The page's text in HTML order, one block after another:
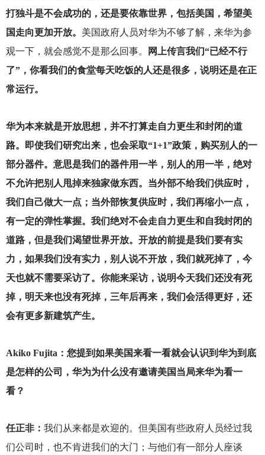
打独斗是不会成功的，还是要依靠世界，包括美国，希望美
国走向更加开放。 美国政府人员对华为不够了解，来华为参
观一下，就会感觉不是那么回事。
网上传言我们“已经不行
了”，你看我们的食堂每天吃饭的人还是很多，说明还是在正
常运行。
华为本来就是开放思想，并不打算走自力更生和封闭的道
路。即使我们研究出来，也会采取“1+1”政策，购买别人的一
部分器件。意思是我们的器件用一半，别人的用一半，绝对
不允许把别人甩掉来独家做东西。当外部不给我们供应时，
我们自己做大一点；当外部恢复供应时，我们再缩小一点，
有一定的弹性掌握。我们绝对不会走自力更生和自我封闭的
道路，但是我们渴望世界开放。开放的前提是我们要有实
力，如果我们没有实力，别人说不开放，我们就死掉了，今
天也就不需要采访了。你能来采访，说明今天我们还没有死
掉，明天来也没有死掉，三年后再来，我们会活得更好，还
会有更多新建筑产生。
Akiko Fujita ：您提到如果美国来看一看就会认识到华为到底
是怎样的公司，华为为什么没有邀请美国当局来华为看一
看？
任正非： 我们从来都是欢迎的。但美国有些政府人员经过我
们公司时，也不肯进我们的大门；与他们有一部分人座谈